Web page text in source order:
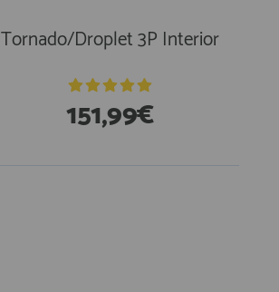
Tornado/Droplet 3P Interior
151,99€